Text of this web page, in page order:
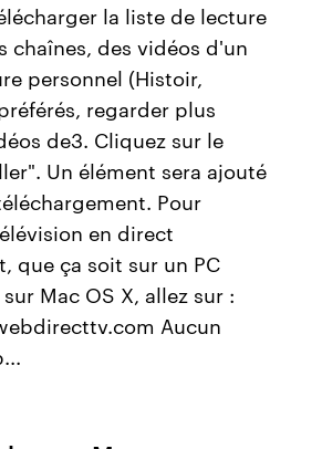
la liste de lecture
chaînes, des vidéos d'un
personnel (Histoir,
regarder plus
de3. Cliquez sur le
Un élément sera ajouté
Pour
en direct
que ça soit sur un PC
Mac OS X, allez sur :
Aucun